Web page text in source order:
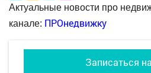
Актуальные новости про
канале: ПРОнедвижку
Записаться